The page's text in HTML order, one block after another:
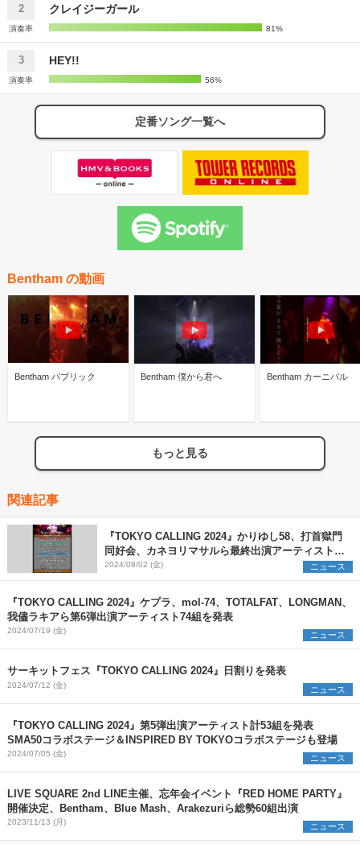
2 クレイジーガール
演奏率 81%
3 HEY!!
演奏率 56%
定番ソング一覧へ
Bentham の動画
Bentham パブリック Bentham 僕から君へ Bentham カーニバル
もっと見る
関連記事
『TOKYO CALLING 2024』かりゆし58、打首獄門
同好会、カネヨリマサルら最終出演アーティスト69
組を発表
2024/08/02 (金) ニュース
『TOKYO CALLING 2024』ケプラ、mol-74、TOTALFAT、LONGMAN、
我儘ラキアら第6弾出演アーティスト74組を発表
2024/07/19 (金) ニュース
サーキットフェス『TOKYO CALLING 2024』日割りを発表
2024/07/12 (金) ニュース
『TOKYO CALLING 2024』第5弾出演アーティスト計53組を発表
SMA50コラボステージ＆INSPIRED BY TOKYOコラボステージも登場
2024/07/05 (金) ニュース
LIVE SQUARE 2nd LINE主催、忘年会イベント『RED HOME PARTY』
開催決定、Bentham、Blue Mash、Arakezuriら総勢60組出演
2023/11/13 (月) ニュース